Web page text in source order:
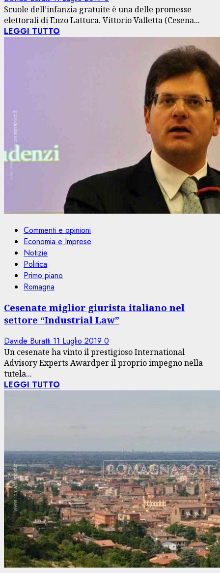
Scuole dell’infanzia gratuite è una delle promesse
elettorali di Enzo Lattuca. Vittorio Valletta (Cesena...
LEGGI TUTTO
Commenti e opinioni
Economia e Imprese
Notizie
Politica
Primo piano
Romagna
Cesenate miglior giurista italiano nel
settore “Industrial Law”
Davide Buratti 11 Luglio 2019 0
Un cesenate ha vinto il prestigioso International
Advisory Experts Awardper il proprio impegno nella
tutela...
LEGGI TUTTO